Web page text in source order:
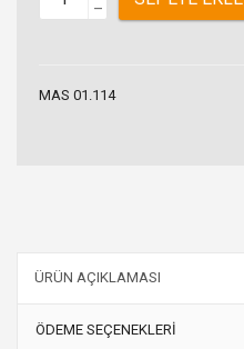
–
MAS 01.114
ÜRÜN AÇIKLAMASI
ÖDEME SEÇENEKLERİ